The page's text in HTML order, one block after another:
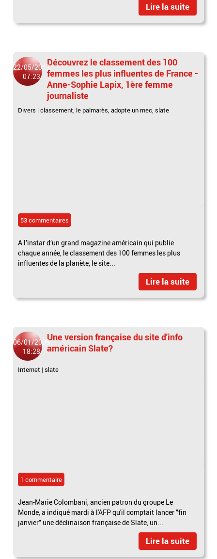
Lire la suite
22/05/2013
07:23
Découvrez le classement des 100
femmes les plus influentes de France -
Anne-Sophie Lapix, 1ère femme
journaliste
Divers |classement, le palmarès,adopte un mec,slate
53 commentaires
A l’instar d’un grand magazine américain qui publie
chaque année, le classement des 100 femmes les plus
influentes de la planète, le site...
Lire la suite
06/01/2009
18:28
Une version française du site d'info
américain Slate?
Internet |slate
1 commentaire
Jean-Marie Colombani, ancien patron du groupe Le
Monde, a indiqué mardi à l'AFP qu'il comptait lancer "fin
janvier" une déclinaison française de Slate, un...
Lire la suite